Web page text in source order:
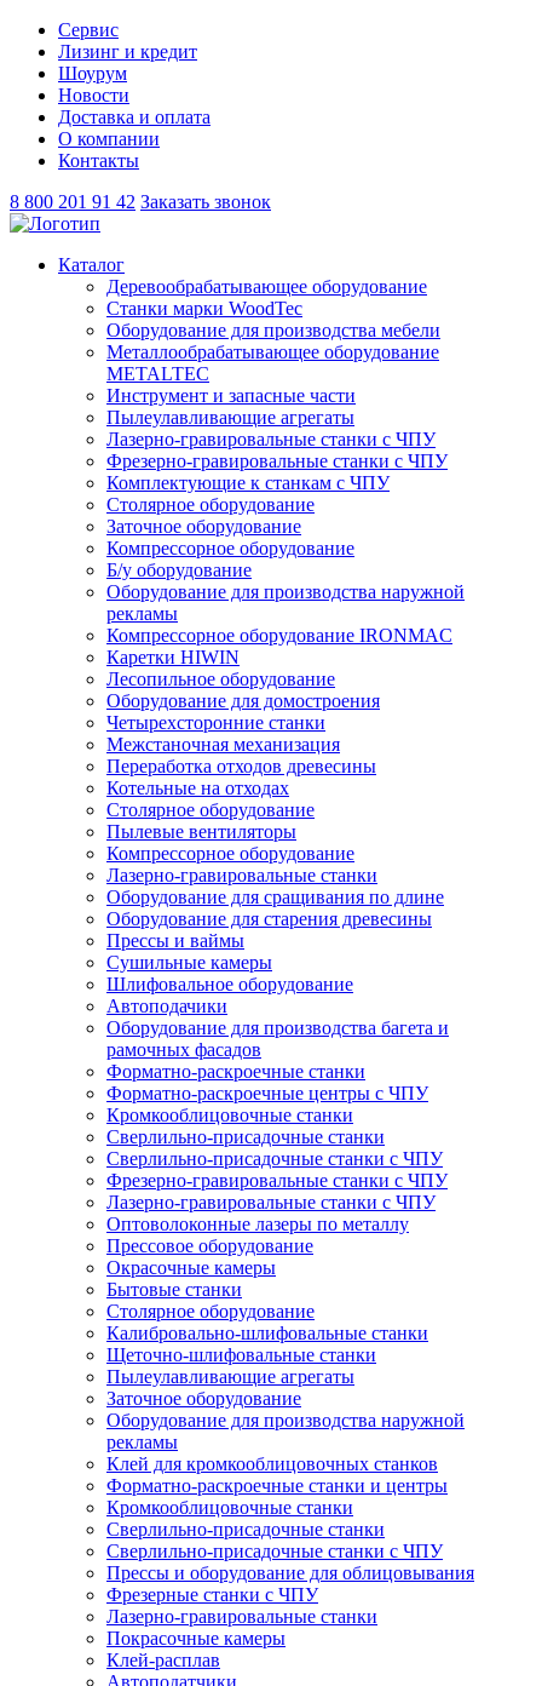
Сервис
Лизинг и кредит
Шоурум
Новости
Доставка и оплата
О компании
Контакты
8 800 201 91 42 Заказать звонок
Каталог
Деревообрабатывающее оборудование
Станки марки WoodTec
Оборудование для производства мебели
Металлообрабатывающее оборудование
METALTEC
Инструмент и запасные части
Пылеулавливающие агрегаты
Лазерно-гравировальные станки с ЧПУ
Фрезерно-гравировальные станки с ЧПУ
Комплектующие к станкам с ЧПУ
Столярное оборудование
Заточное оборудование
Компрессорное оборудование
Б/у оборудование
Оборудование для производства наружной
рекламы
Компрессорное оборудование IRONMAC
Каретки HIWIN
Лесопильное оборудование
Оборудование для домостроения
Четырехсторонние станки
Межстаночная механизация
Переработка отходов древесины
Котельные на отходах
Столярное оборудование
Пылевые вентиляторы
Компрессорное оборудование
Лазерно-гравировальные станки
Оборудование для сращивания по длине
Оборудование для старения древесины
Прессы и ваймы
Сушильные камеры
Шлифовальное оборудование
Автоподачики
Оборудование для производства багета и
рамочных фасадов
Форматно-раскроечные станки
Форматно-раскроечные центры с ЧПУ
Кромкооблицовочные станки
Сверлильно-присадочные станки
Сверлильно-присадочные станки с ЧПУ
Фрезерно-гравировальные станки с ЧПУ
Лазерно-гравировальные станки с ЧПУ
Оптоволоконные лазеры по металлу
Прессовое оборудование
Окрасочные камеры
Бытовые станки
Столярное оборудование
Калибровально-шлифовальные станки
Щеточно-шлифовальные станки
Пылеулавливающие агрегаты
Заточное оборудование
Оборудование для производства наружной
рекламы
Клей для кромкооблицовочных станков
Форматно-раскроечные станки и центры
Кромкооблицовочные станки
Сверлильно-присадочные станки
Сверлильно-присадочные станки с ЧПУ
Прессы и оборудование для облицовывания
Фрезерные станки с ЧПУ
Лазерно-гравировальные станки
Покрасочные камеры
Клей-расплав
Автоподатчики